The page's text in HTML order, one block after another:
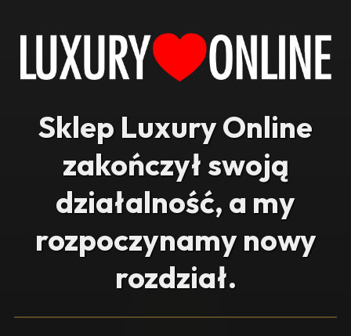
Sklep Luxury Online
zakończył swoją
działalność, a my
rozpoczynamy nowy
rozdział.